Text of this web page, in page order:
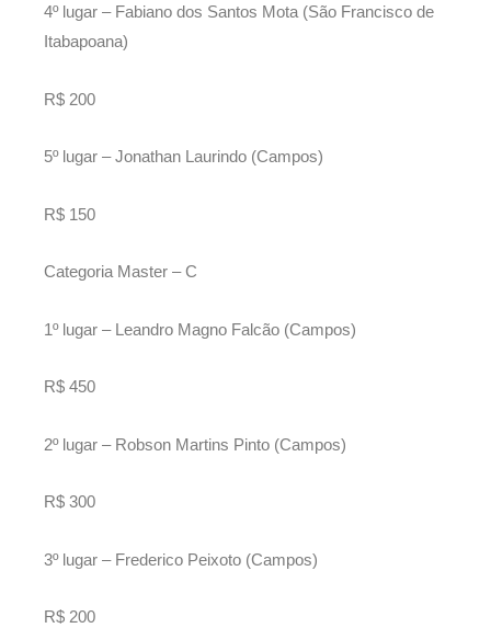
4º lugar – Fabiano dos Santos Mota (São Francisco de
Itabapoana)
R$ 200
5º lugar – Jonathan Laurindo (Campos)
R$ 150
Categoria Master – C
1º lugar – Leandro Magno Falcão (Campos)
R$ 450
2º lugar – Robson Martins Pinto (Campos)
R$ 300
3º lugar – Frederico Peixoto (Campos)
R$ 200